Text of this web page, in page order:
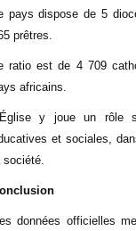
pays dispose de 5
prêtres.
ratio est de 4 709
africains.
y joue un rôle
et sociales,
société.
données officielles